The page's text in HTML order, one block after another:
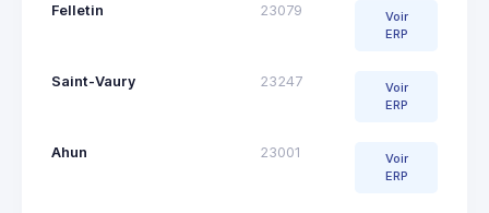
Felletin 23079
Voir
ERP
Saint-Vaury 23247
Voir
ERP
Ahun 23001
Voir
ERP